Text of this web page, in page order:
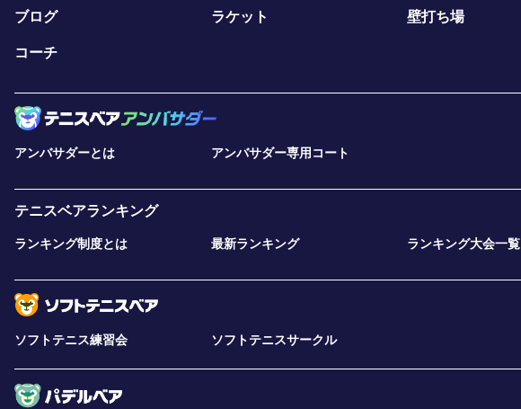
ブログ ラケット 壁打ち場
コーチ
アンバサダーとは アンバサダー専用コート
テニスベアランキング
ランキング制度とは 最新ランキング ランキング大会一覧
ソフトテニス練習会 ソフトテニスサークル